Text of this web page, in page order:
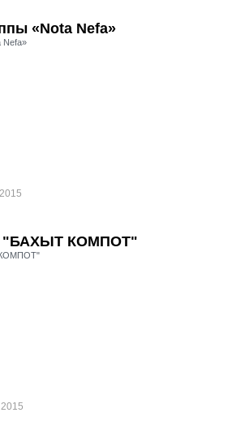
«Nota Nefa»
"БАХЫТ КОМПОТ"